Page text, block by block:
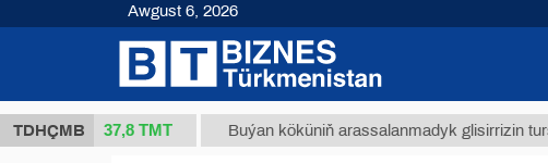
TDHÇMB
(kg.) 37,8 ТМТ Buýan köküniň arassalanmadyk glisirrizin turşusy
Awgust 6, 2026